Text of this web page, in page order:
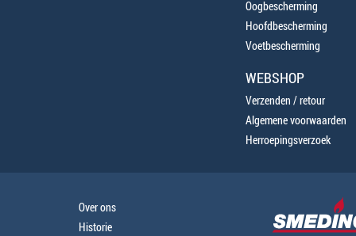
Oogbescherming
Hoofdbescherming
Voetbescherming
WEBSHOP
Verzenden / retour
Algemene voorwaarden
Herroepingsverzoek
Over ons
Historie